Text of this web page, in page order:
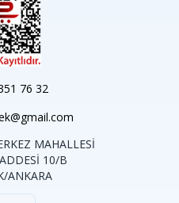
76 32
MAHALLESİ
10/B
ANKARA